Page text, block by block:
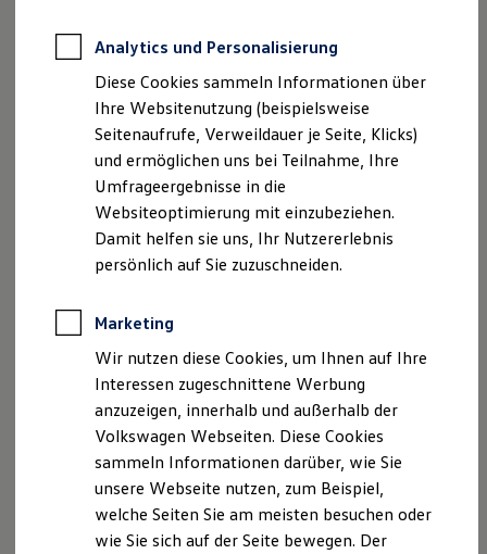
Professional Class bei Volkswagen
Behörden
Direktkunden
Sonderfahrzeuge
Anpfiff zum Gewinn
Elektromobilität
Elektroautos
ID. Tutorials
Elektrofahrzeugkonzepte
ID. EVERY1
Reichweite
Rekuperation
Laden unterwegs
Laden Zuhause
Ladestationen finden
Ladezeitensimulator
Batterie
Sicherheit
Nachhaltigkeit
Technologie
Kosten und Kauf
Der neue ID.3 Neo
So geht neu. Klar im Design. Stark im Alltag.
Entdecken Sie jetzt den neuen ID.3 Neo!
Mehr zum ID.3 Neo erfahren
Analytics und Personalisierung
Diese Cookies sammeln Informationen über
Ihre Websitenutzung (beispielsweise
Seitenaufrufe, Verweildauer je Seite, Klicks)
und ermöglichen uns bei Teilnahme, Ihre
Umfrageergebnisse in die
Websiteoptimierung mit einzubeziehen.
Damit helfen sie uns, Ihr Nutzererlebnis
persönlich auf Sie zuzuschneiden.
Marketing
Wir nutzen diese Cookies, um Ihnen auf Ihre
Interessen zugeschnittene Werbung
anzuzeigen, innerhalb und außerhalb der
Volkswagen Webseiten. Diese Cookies
sammeln Informationen darüber, wie Sie
unsere Webseite nutzen, zum Beispiel,
welche Seiten Sie am meisten besuchen oder
wie Sie sich auf der Seite bewegen. Der